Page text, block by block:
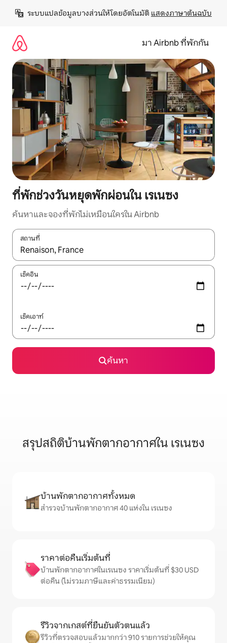
เนื้อหา
ระบบแปลข้อมูลบางส่วนให้โดยอัตโนมัติ แสดงภาษาต้นฉบับ
มา Airbnb ที่พักกัน
ที่พักช่วงวันหยุดพักผ่อนใน เรเนซง
ค้นหาและจองที่พักไม่เหมือนใครใน Airbnb
สถานที่
ใช้ลูกศรขึ้นลง หรือใช้การสัมผัสหรือปัด เพื่อสำรวจผลการค้นหา
เช็คอิน
เช็คเอาท์
ค้นหา
สรุปสถิติบ้านพักตากอากาศใน เรเนซง
บ้านพักตากอากาศทั้งหมด
สำรวจบ้านพักตากอากาศ 40 แห่งใน เรเนซง
ราคาต่อคืนเริ่มต้นที่
บ้านพักตากอากาศในเรเนซง ราคาเริ่มต้นที่ $30 USD
ต่อคืน (ไม่รวมภาษีและค่าธรรมเนียม)
รีวิวจากเกสต์ที่ยืนยันตัวตนแล้ว
รีวิวที่ตรวจสอบแล้วมากกว่า 910 รายการช่วยให้คุณ